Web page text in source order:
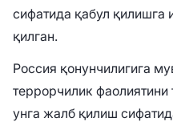
сифатида қабул қилишга
қилган.
Россия қонунчилигига
террорчилик
унга жалб қилиш